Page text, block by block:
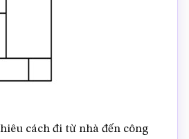
cách đi từ nhà đến công